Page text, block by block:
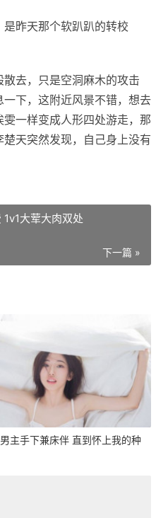
昨天那个软趴趴的转校
去，只是空洞麻木的攻击
下，这附近风景不错，想去
一样变成人形四处游走，那
天突然发现，自己身上没有
大荤大肉双处
下一篇 »
主手下兼床伴 直到怀上我的种